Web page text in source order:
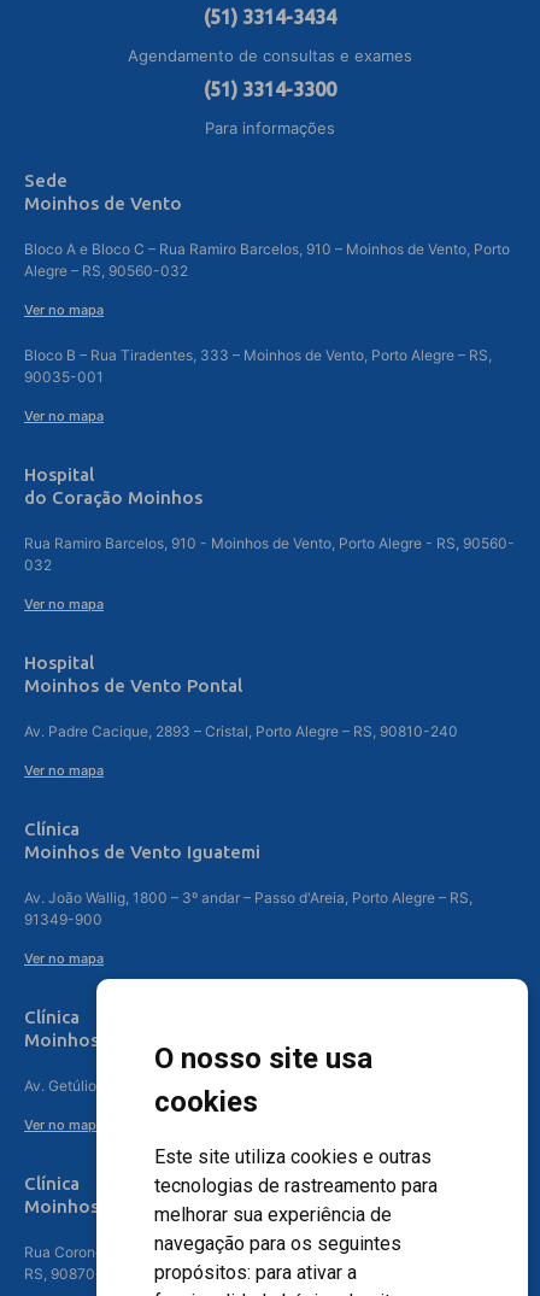
O nosso site usa
cookies
Este site utiliza cookies e outras
tecnologias de rastreamento para
melhorar sua experiência de
navegação para os seguintes
propósitos: para ativar a
(51) 3314-3434
Agendamento de consultas e exames
(51) 3314-3300
Para informações
Sede
Moinhos de Vento
Bloco A e Bloco C – Rua Ramiro Barcelos, 910 – Moinhos de Vento, Porto
Alegre – RS, 90560-032
Ver no mapa
Bloco B – Rua Tiradentes, 333 – Moinhos de Vento, Porto Alegre – RS,
90035-001
Ver no mapa
Hospital
do Coração Moinhos
Rua Ramiro Barcelos, 910 - Moinhos de Vento, Porto Alegre - RS, 90560-
032
Ver no mapa
Hospital
Moinhos de Vento Pontal
Av. Padre Cacique, 2893 – Cristal, Porto Alegre – RS, 90810-240
Ver no mapa
Clínica
Moinhos de Vento Iguatemi
Av. João Wallig, 1800 – 3º andar – Passo d'Areia, Porto Alegre – RS,
91349-900
Ver no mapa
Clínica
Moinhos de Vento Canoas
Av. Getúlio Vargas, 4841 – Centro, Canoas – RS, 92010-010
Ver no mapa
Clínica
Moinhos de Vento - Teresópolis
Rua Coronel Aparício Borges, 250 - 3º andar - Teresópolis, Porto Alegre -
RS, 90870-016